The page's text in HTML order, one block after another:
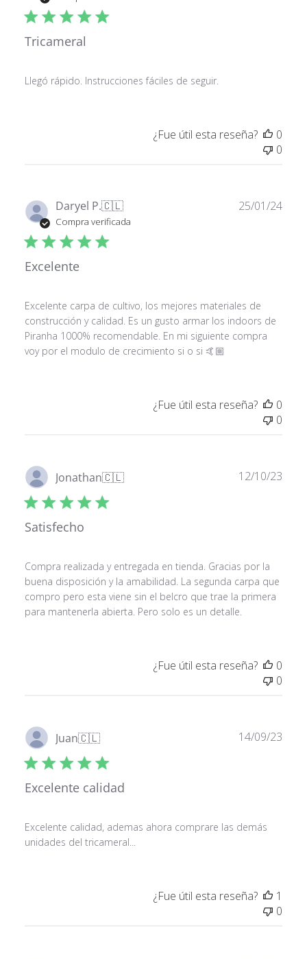
Tricameral
Llegó rápido. Instrucciones fáciles de seguir.
¿Fue útil esta reseña?
0
0
Daryel P.🇨🇱
Compra verificada
Excelente
Excelente carpa de cultivo, los mejores materiales de
construcción y calidad. Es un gusto armar los indoors de
Piranha 1000% recomendable. En mi siguiente compra
voy por el modulo de crecimiento si o si 🤙🏼
25/01/24
¿Fue útil esta reseña?
0
0
Jonathan🇨🇱
Satisfecho
Compra realizada y entregada en tienda. Gracias por la
buena disposición y la amabilidad. La segunda carpa que
compro pero esta viene sin el belcro que trae la primera
para mantenerla abierta. Pero solo es un detalle.
12/10/23
¿Fue útil esta reseña?
0
0
Juan🇨🇱
Excelente calidad
Excelente calidad, ademas ahora comprare las demás
unidades del tricameral...
14/09/23
¿Fue útil esta reseña?
1
0